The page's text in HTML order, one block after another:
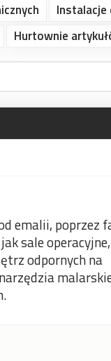
Instalacje
Hurtownie
emalii, poprzez
sale operacyjne,
odpornych na